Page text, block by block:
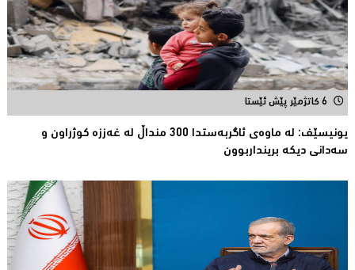
6 کاتژمێر پێش ئێستا
یونیسێف: لە ماوەی ئاگربەستدا 300 منداڵ لە غەززە كوژراون و
سەدانی دیكە برینداربوون